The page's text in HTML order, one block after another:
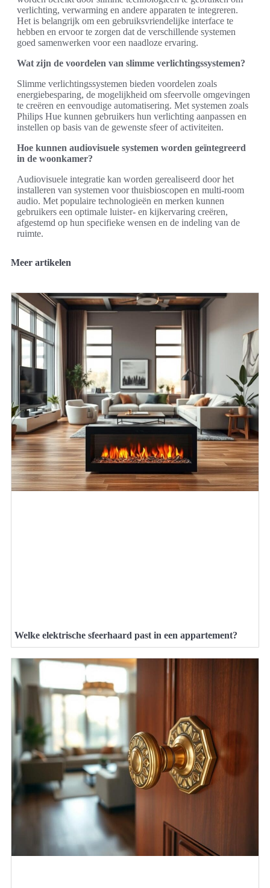
verlichting, verwarming en andere apparaten te integreren.
Het is belangrijk om een gebruiksvriendelijke interface te
hebben en ervoor te zorgen dat de verschillende systemen
goed samenwerken voor een naadloze ervaring.
Wat zijn de voordelen van slimme verlichtingssystemen?
Slimme verlichtingssystemen bieden voordelen zoals
energiebesparing, de mogelijkheid om sfeervolle omgevingen
te creëren en eenvoudige automatisering. Met systemen zoals
Philips Hue kunnen gebruikers hun verlichting aanpassen en
instellen op basis van de gewenste sfeer of activiteiten.
Hoe kunnen audiovisuele systemen worden geïntegreerd
in de woonkamer?
Audiovisuele integratie kan worden gerealiseerd door het
installeren van systemen voor thuisbioscopen en multi-room
audio. Met populaire technologieën en merken kunnen
gebruikers een optimale luister- en kijkervaring creëren,
afgestemd op hun specifieke wensen en de indeling van de
ruimte.
Meer artikelen
Welke elektrische sfeerhaard past in een appartement?